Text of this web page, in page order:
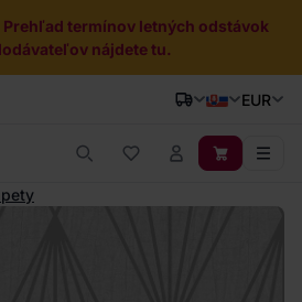
Prehľad termínov letných odstávok
nájdete tu.
EUR